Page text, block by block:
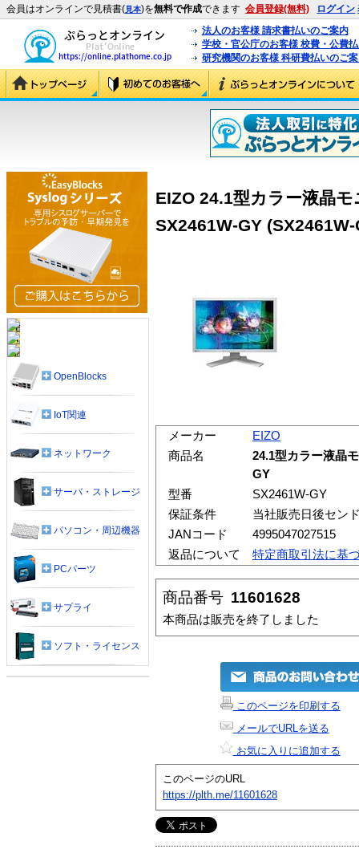
会員はオンラインで見積書(見本)を無料で作成できます 会員登録(無料) ログイン
法人のお客様 請求書払いのご案内
学校・官公庁のお客様 校費・公費
研究機関のお客様 科研費払いのご
EIZO 24.1型カラー液晶
SX2461W-GY (SX2461W-
メーカー
EIZO
商品名
24.1型カラー液晶
GY
型番
SX2461W-GY
保証条件
当社販売日後セン
JANコード
4995047027515
返品について
特定商取引法に基
商品番号 11601628
本商品は販売を終了しました
このページを印刷する
メールでURLを送る
お気に入りに追加する
このページのURL
https://plth.me/11601628
OpenBlocks
IoT関連
ネットワーク
サーバ・ストレージ
パソコン・周辺機器
PCパーツ
サプライ
ソフト・ライセンス